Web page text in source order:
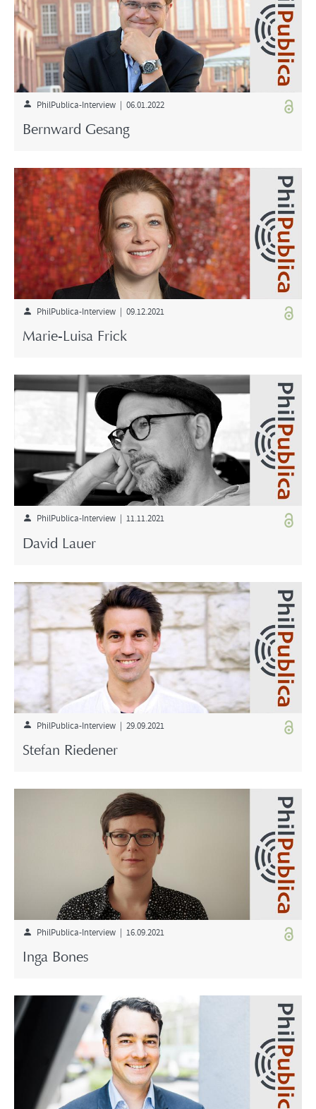
PhilPublica-Interview | 06.01.2022
Bernward Gesang
PhilPublica-Interview | 09.12.2021
Marie-Luisa Frick
PhilPublica-Interview | 11.11.2021
David Lauer
PhilPublica-Interview | 29.09.2021
Stefan Riedener
PhilPublica-Interview | 16.09.2021
Inga Bones